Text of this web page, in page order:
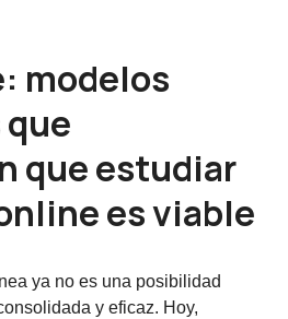
modelos
que estudiar
es viable
ya no es una posibilidad
y eficaz. Hoy,